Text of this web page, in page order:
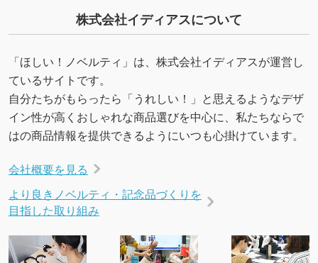
詳しく見る
株式会社イディアスについて
「ほしい！ノベルティ」は、株式会社イディアスが運営し
ているサイトです。
自分たちがもらったら「うれしい！」と思えるようなデザ
イン性が高くおしゃれな商品選びを中心に、私たちならで
はの商品情報を提供できるようにいつも心掛けています。
会社概要を見る
より良きノベルティ・記念品づくりを
目指した取り組み